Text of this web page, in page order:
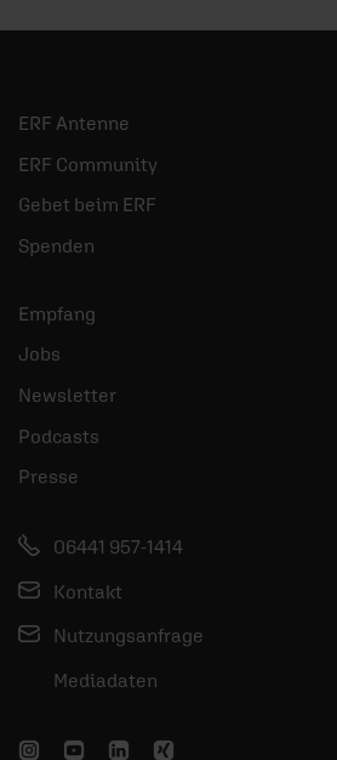
ERF Antenne
ERF Community
Gebet beim ERF
Spenden
Empfang
Jobs
Newsletter
Podcasts
Presse
06441 957-1414
Kontakt
Nutzungsanfrage
Mediadaten